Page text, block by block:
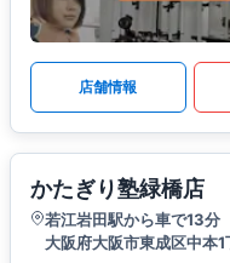
店舗情報
かたぎり塾緑橋店
若江岩田駅から車で13分
大阪府大阪市東成区中本